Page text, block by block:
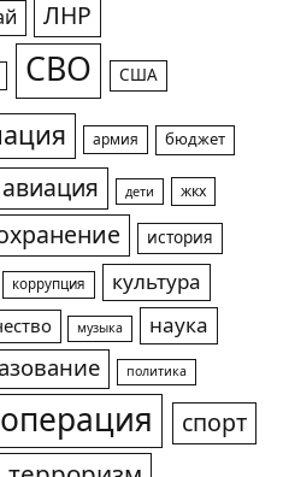
ЛНР
СВО США
армия бюджет
дети жкх
история
коррупция
культура
музыка
наука
политика
спорт